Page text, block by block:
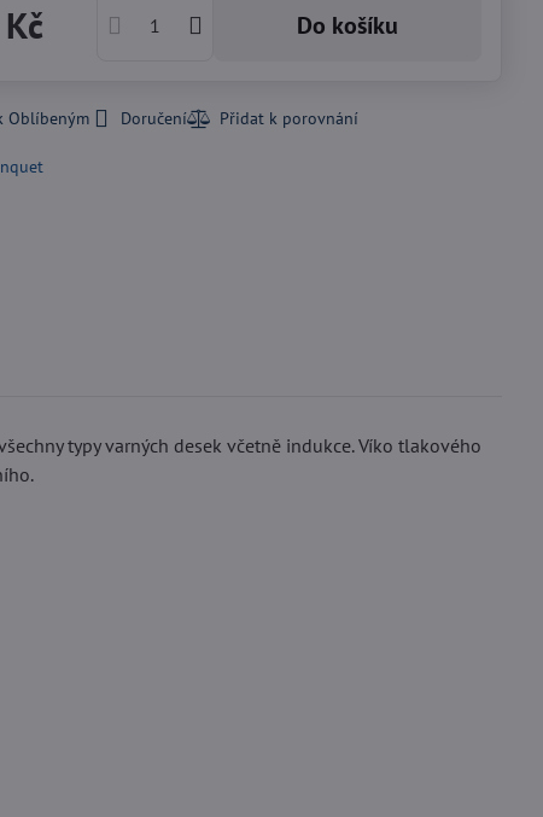
Do košíku
Oblíbeným Doručení
typy varných desek včetně indukce. Víko tlakového